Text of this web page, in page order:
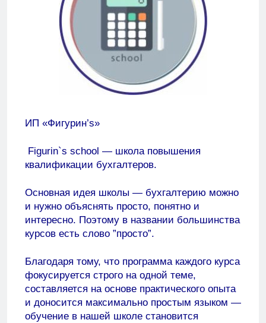
ИП «Фигурин’s»
Figurin`s school — школа повышения
квалификации бухгалтеров.
Основная идея школы — бухгалтерию можно
и нужно объяснять просто, понятно и
интересно. Поэтому в названии большинства
курсов есть слово ”просто”.
Благодаря тому, что программа каждого курса
фокусируется строго на одной теме,
составляется на основе практического опыта
и доносится максимально простым языком —
обучение в нашей школе становится